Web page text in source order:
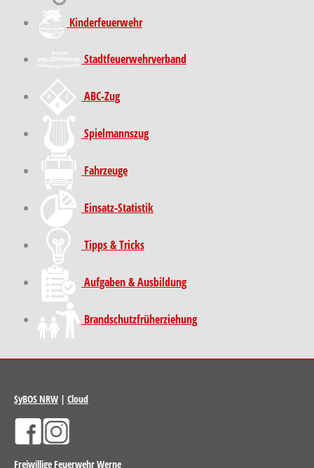
Kinder­feuer­wehr
Stadt­feuer­wehr­verband
ABC-Zug
Spielmannszug
Fahrzeuge
Einsatz-Statistik
Tipps & Tricks
Aufgaben & Ausbildung
Brand­schutz­früh­erziehung
SyBOS NRW | Cloud
Freiwillige Feuerwehr Werne